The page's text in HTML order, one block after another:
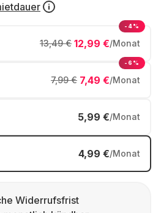
12,99 €/Monat
13,49 €
-4%
7,49 €/Monat
7,99 €
-6%
5,99 €/Monat
4,99 €/Monat
Widerrufsfrist